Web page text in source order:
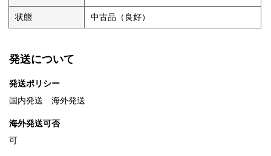
状態 中古品（良好）
発送について
発送ポリシー
国内発送 海外発送
海外発送可否
可